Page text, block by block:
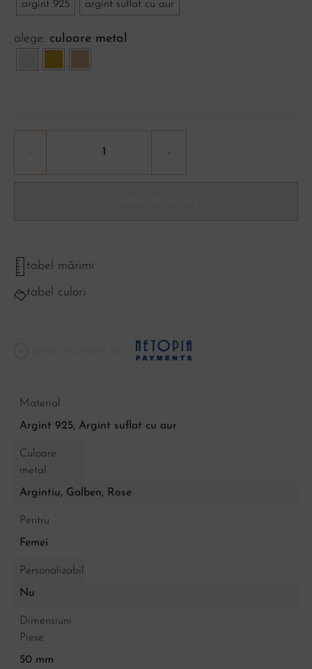
argint 925 argint suflat cu aur
culoare metal
tabel mărimi
tabel culori
Material
Argint 925, Argint suflat cu aur
Culoare
metal
Argintiu, Galben, Rose
Pentru
Femei
Personalizabil
Nu
Dimensiuni
Piese
50 mm